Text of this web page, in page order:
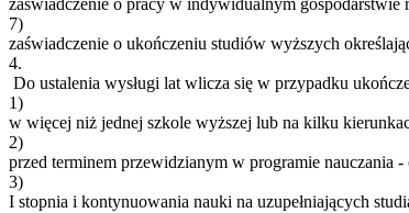
zaświadczenie o pracy w indywidualnym gospodarstwie
7)
zaświadczenie o ukończeniu studiów wyższych
4.
Do ustalenia wysługi lat wlicza się w przypadku
1)
w więcej niż jednej szkole wyższej lub na kilku
2)
przed terminem przewidzianym w programie nauczania
3)
I stopnia i kontynuowania nauki na uzupełniających